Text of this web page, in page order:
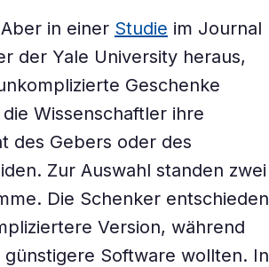
in einer Studie im Journal
der Yale University heraus,
Geschenke
Wissenschaftler ihre
des Gebers oder des
Zur Auswahl standen zwei
Die Schenker entschieden
Version, während
Software wollten. In